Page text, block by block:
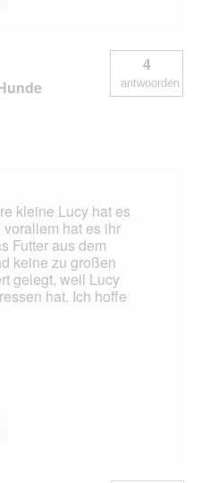
4
antwoorden
kleine Lucy hat es
hat es ihr
Futter aus dem
keine zu großen
gelegt, weil Lucy
hat. Ich hoffe